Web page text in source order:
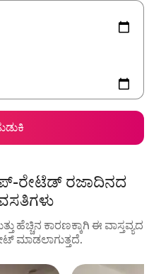
ರೇಟೆಡ್ ರಜಾದಿನದ
ಹೆಚ್ಚಿನ ಕಾರಣಕ್ಕಾಗಿ ಈ ವಾಸ್ತವ್ಯದ
ಮಾಡಲಾಗುತ್ತದೆ.